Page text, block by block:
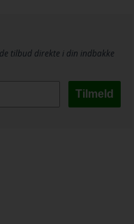
tilbud direkte i din indbakke
Tilmeld